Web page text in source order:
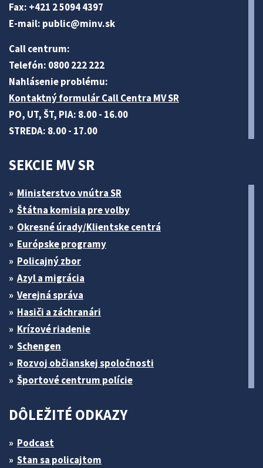
Fax: +421 2 5094 4397
E-mail: public@minv.sk
Call centrum:
Telefón: 0800 222 222
Nahlásenie problému:
Kontaktný formulár Call Centra MV SR
PO, UT, ŠT, PIA: 8.00 - 16.00
STREDA: 8.00 - 17.00
SEKCIE MV SR
Ministerstvo vnútra SR
Štátna komisia pre volby
Okresné úrady/Klientske centrá
Európske programy
Policajný zbor
Azyl a migrácia
Verejná správa
Hasiči a záchranári
Krízové riadenie
Schengen
Rozvoj občianskej spoločnosti
Športové centrum polície
DÔLEŽITÉ ODKAZY
Podcast
Stan sa policajtom